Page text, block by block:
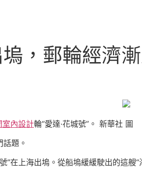
，郵輪經濟
室內設計輪“愛達·花城號”。 新華社 圖
題。
”在上海出塢。從船塢緩緩駛出的這